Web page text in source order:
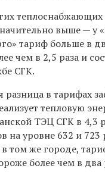
выше — у
тариф больше в
чем в 2,5 раза и
СГК.
разница в тарифах
тепловую
ТЭЦ СГК в 4,3
на уровне 632 и
том же городе,
более чем в